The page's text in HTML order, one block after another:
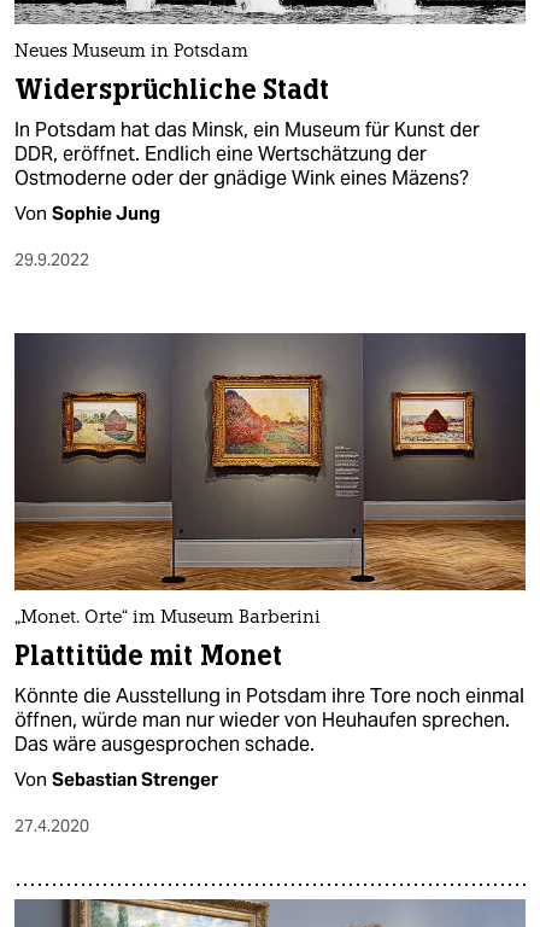
Neues Museum in Potsdam
Widersprüchliche Stadt
In Potsdam hat das Minsk, ein Museum für Kunst der
DDR, eröffnet. Endlich eine Wertschätzung der
Ostmoderne oder der gnädige Wink eines Mäzens?
Von Sophie Jung
29.9.2022
„Monet. Orte“ im Museum Barberini
Plattitüde mit Monet
Könnte die Ausstellung in Potsdam ihre Tore noch einmal
öffnen, würde man nur wieder von Heuhaufen sprechen.
Das wäre ausgesprochen schade.
Von Sebastian Strenger
27.4.2020